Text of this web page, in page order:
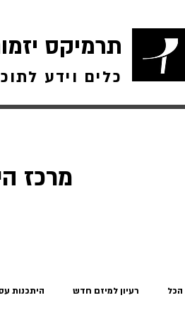
תרמיקס
כלים וידע
מרכז
הכל רעיון למיזם חדש היתכנות